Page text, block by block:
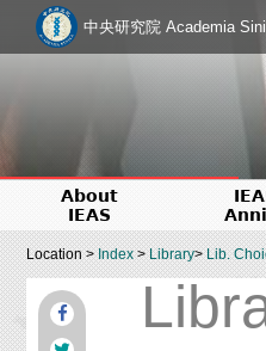
中央研究院 Academia
About
IEAS
Location >Index>Library>Lib.